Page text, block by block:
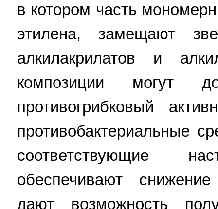
в котором часть
этилена, замещают
алкилакрилатов и
композиции могут
противогрибковый
противобактериальные
соответствующие
обеспечивают
дают возможность